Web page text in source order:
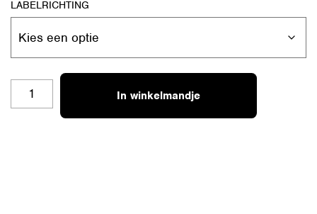
LABELRICHTING
In winkelmandje